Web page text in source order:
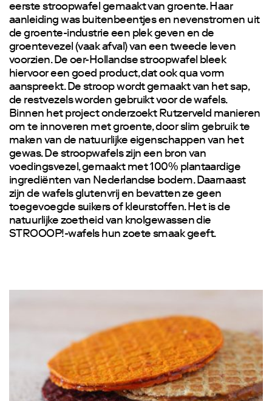
eerste stroopwafel gemaakt van groente. Haar
aanleiding was buitenbeentjes en nevenstromen uit
de groente-industrie een plek geven en de
groentevezel (vaak afval) van een tweede leven
voorzien. De oer-Hollandse stroopwafel bleek
hiervoor een goed product, dat ook qua vorm
aanspreekt. De stroop wordt gemaakt van het sap,
de restvezels worden gebruikt voor de wafels.
Binnen het project onderzoekt Rutzerveld manieren
om te innoveren met groente, door slim gebruik te
maken van de natuurlijke eigenschappen van het
gewas. De stroopwafels zijn een bron van
voedingsvezel, gemaakt met 100% plantaardige
ingrediënten van Nederlandse bodem. Daarnaast
zijn de wafels glutenvrij en bevatten ze geen
toegevoegde suikers of kleurstoffen. Het is de
natuurlijke zoetheid van knolgewassen die
STROOOP!-wafels hun zoete smaak geeft.